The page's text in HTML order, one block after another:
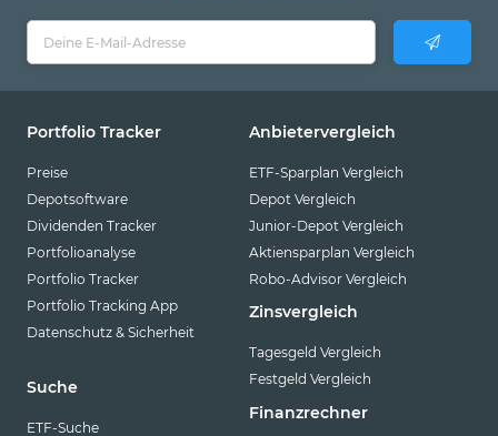
Portfolio Tracker
Preise
Depotsoftware
Dividenden Tracker
Portfolioanalyse
Portfolio Tracker
Portfolio Tracking App
Datenschutz & Sicherheit
Suche
ETF-Suche
Anbietervergleich
ETF-Sparplan Vergleich
Depot Vergleich
Junior-Depot Vergleich
Aktiensparplan Vergleich
Robo-Advisor Vergleich
Zinsvergleich
Tagesgeld Vergleich
Festgeld Vergleich
Finanzrechner